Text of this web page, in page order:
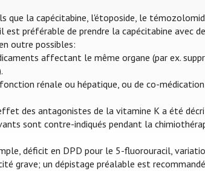
que la capécitabine, l'étoposide, le
préférable de prendre la capécitabine avec
outre possibles:
affectant le même organe (par ex.
rénale ou hépatique, ou de co-
des antagonistes de la vitamine K a été
sont contre-indiqués pendant la
déficit en DPD pour le 5-fluorouracil,
grave; un dépistage préalable est